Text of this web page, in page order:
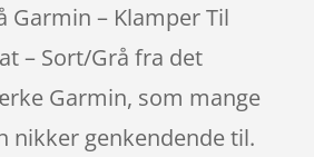
Garmin – Klamper Til
– Sort/Grå fra det
Garmin, som mange
nikker genkendende til.